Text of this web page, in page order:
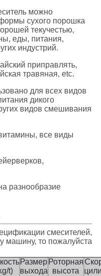
можно
сухого порошка
текучестью,
еды, питания,
индустрий.
приправлять,
травяная, etc.
для всех видов
дикого
видов смешивания
все виды
разнообразие
смесителей,
машину, то пожалуйста
t)
Размер
выхода
Роторная
высота